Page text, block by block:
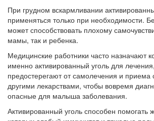
При грудном вскармливании
применяться только при необходимости.
может способствовать плохому
мамы, так и ребенка.
Медицинские работники часто
именно активированный уголь для
предостерегают от самолечения и приема
другими лекарствами, чтобы вовремя
опасные для малыша заболевания.
Активированный уголь способен